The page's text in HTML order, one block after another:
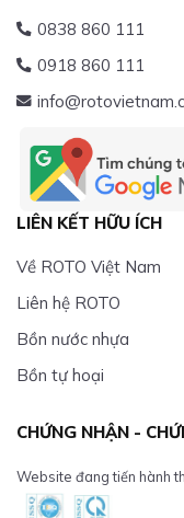
0838 860 111
0918 860 111
LIÊN KẾT HỮU ÍCH
Về ROTO Việt Nam
Liên hệ ROTO
Bồn nước nhựa
Bồn tự hoại
CHỨNG NHẬN -
Website đang tiến hành